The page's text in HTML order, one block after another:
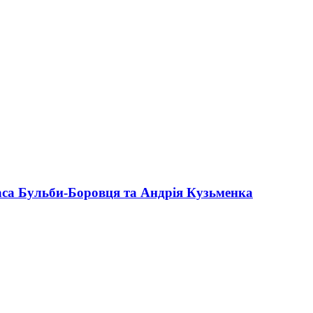
Бульби-Боровця та Андрія Кузьменка